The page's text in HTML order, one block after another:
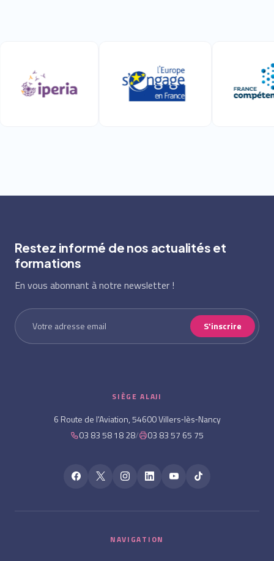
Restez informé de nos actualités et
formations
En vous abonnant à notre newsletter !
S'inscrire
SIÈGE ALAJI
6 Route de l'Aviation, 54600 Villers‑lès‑Nancy
03 83 58 18 28/ 03 83 57 65 75
NAVIGATION